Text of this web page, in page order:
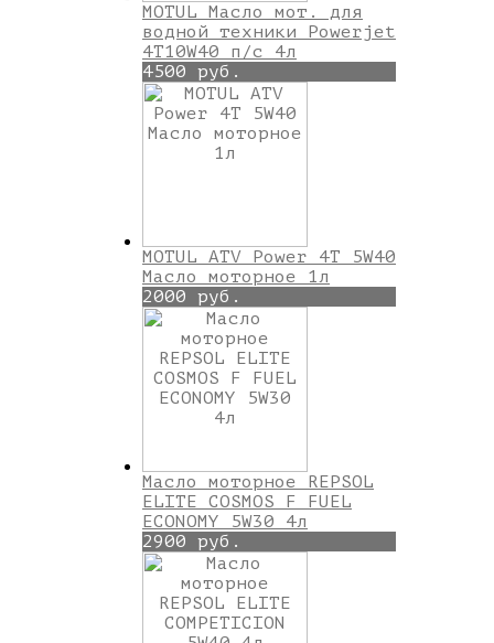
MOTUL Масло мот. для
водной техники Powerjet
4T10W40 п/с 4л
4500 руб.
MOTUL ATV Power 4T 5W40
Масло моторное 1л
2000 руб.
Масло моторное REPSOL
ELITE COSMOS F FUEL
ECONOMY 5W30 4л
2900 руб.